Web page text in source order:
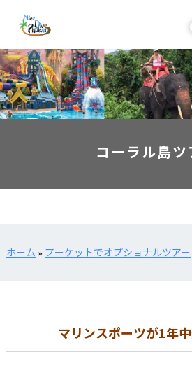
コーラル島ツ
ホーム » プーケットでオプショナルツアー
マリンスポーツが1年